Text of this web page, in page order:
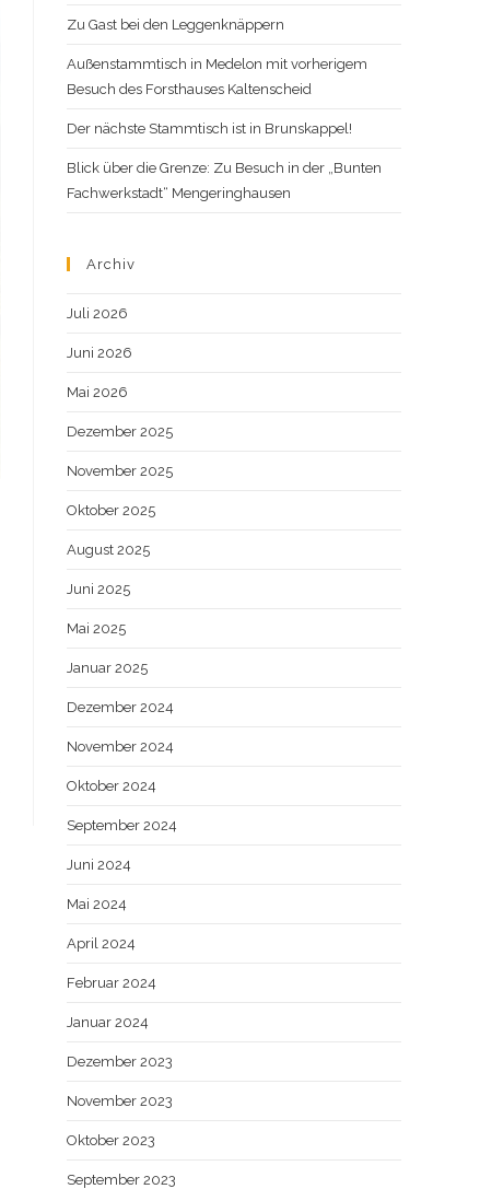
Zu Gast bei den Leggenknäppern
Außenstammtisch in Medelon mit vorherigem
Besuch des Forsthauses Kaltenscheid
Der nächste Stammtisch ist in Brunskappel!
Blick über die Grenze: Zu Besuch in der „Bunten
Fachwerkstadt“ Mengeringhausen
Archiv
Juli 2026
Juni 2026
Mai 2026
Dezember 2025
November 2025
Oktober 2025
August 2025
Juni 2025
Mai 2025
Januar 2025
Dezember 2024
November 2024
Oktober 2024
September 2024
Juni 2024
Mai 2024
April 2024
Februar 2024
Januar 2024
Dezember 2023
November 2023
Oktober 2023
September 2023